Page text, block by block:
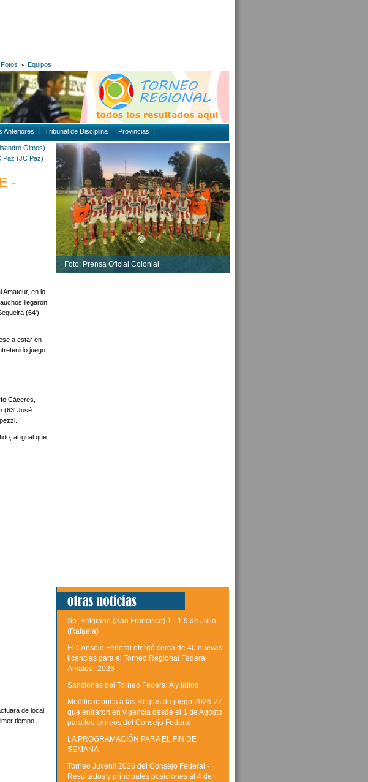
Fotos Equipos
Anteriores Tribunal de Disciplina Provincias
Olmos)
(JC Paz)
-
Amateur, en lo
llegaron
(64')
a estar en
juego.
Cáceres,
(63' José
al igual que
de local
tiempo
Foto: Prensa Oficial Colonial
Sp. Belgrano (San Francisco) 1 - 1 9 de Julio
(Rafaela)
El Consejo Federal otorgó cerca de 40 nuevas
licencias para el Torneo Regional Federal
Amateur 2026
Sanciones del Torneo Federal A y fallos
Modificaciones a las Reglas de juego 2026-27
que entraron en vigencia desde el 1 de Agosto
para los torneos del Consejo Federal
LA PROGRAMACIÓN PARA EL FIN DE
SEMANA
Torneo Juvenil 2026 del Consejo Federal -
Resultados y principales posiciones al 4 de